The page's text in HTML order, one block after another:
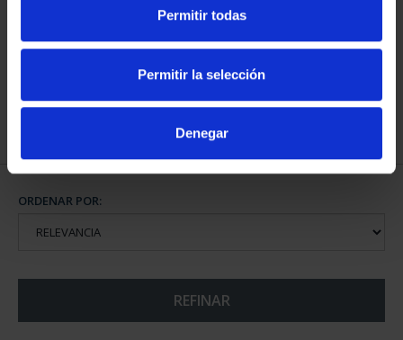
Permitir todas
Permitir la selección
Denegar
CIUDADES PATRIMONIO
73,00 €
ORDENAR POR:
REFINAR